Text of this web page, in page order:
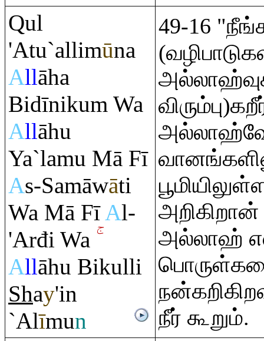
Qul
'Atu`allimūna
Allāha
Bidīnikum Wa
Allāhu
Ya`lamu Mā Fī
As-Samāwāti
Wa Mā FīAl-
'Arđi Wa
Allāhu Bikulli
Shay'in
`Alīmun
49-16
அல்லாஹ்
நீர் கூறும்.